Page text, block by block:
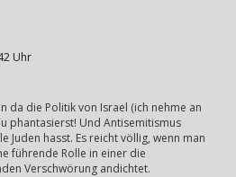
Uhr
da die Politik von Israel (ich nehme an
phantasierst! Und Antisemitismus
Juden hasst. Es reicht völlig, wenn man
führende Rolle in einer die
Verschwörung andichtet.